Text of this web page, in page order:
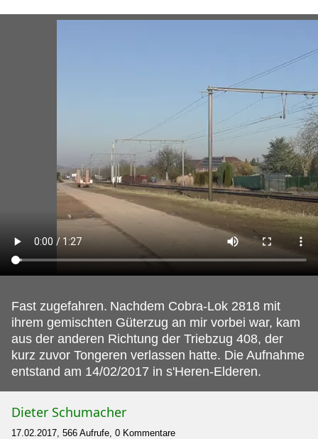
Fast zugefahren. Nachdem Cobra-Lok 2818 mit
ihrem gemischten Güterzug an mir vorbei war, kam
aus der anderen Richtung der Triebzug 408, der
kurz zuvor Tongeren verlassen hatte. Die Aufnahme
entstand am 14/02/2017 in s'Heren-Elderen.
Dieter Schumacher
17.02.2017, 566 Aufrufe, 0 Kommentare